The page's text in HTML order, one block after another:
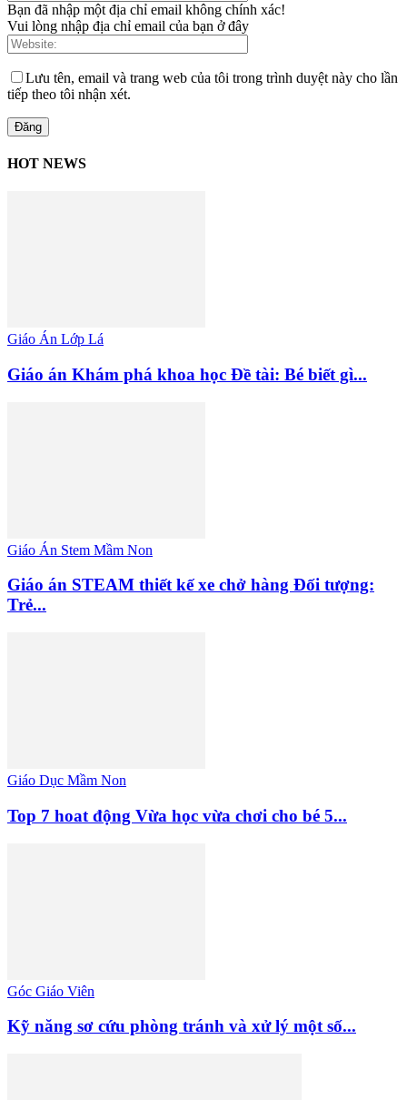
Bạn đã nhập một địa chỉ email không chính xác!
Vui lòng nhập địa chỉ email của bạn ở đây
Lưu tên, email và trang web của tôi trong trình duyệt này cho lần
tiếp theo tôi nhận xét.
HOT NEWS
Giáo Án Lớp Lá
Giáo án Khám phá khoa học Đề tài: Bé biết gì...
Giáo Án Stem Mầm Non
Giáo án STEAM thiết kế xe chở hàng Đối tượng:
Trẻ...
Giáo Dục Mầm Non
Top 7 hoat động Vừa học vừa chơi cho bé 5...
Góc Giáo Viên
Kỹ năng sơ cứu phòng tránh và xử lý một số...